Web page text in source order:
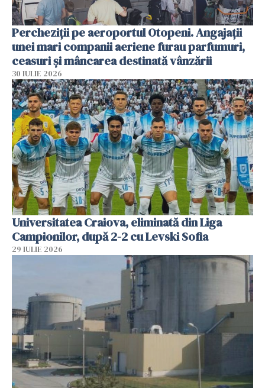
Percheziții pe aeroportul Otopeni. Angajații
unei mari companii aeriene furau parfumuri,
ceasuri și mâncarea destinată vânzării
30 IULIE 2026
Universitatea Craiova, eliminată din Liga
Campionilor, după 2-2 cu Levski Sofia
29 IULIE 2026